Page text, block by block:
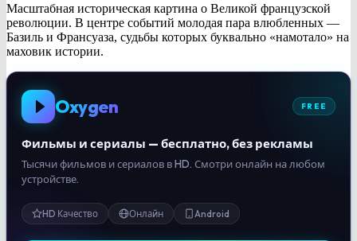
Масштабная историческая картина о Великой французской
революции. В центре событий молодая пара влюбленных —
Базиль и Франсуаза, судьбы которых буквально «намотало» на
маховик истории.
Oxygen FREE
Фильмы и сериалы — бесплатно, без рекламы
Тысячи фильмов и сериалов в HD. Смотри онлайн на любом
устройстве.
HD Качество Онлайн Android